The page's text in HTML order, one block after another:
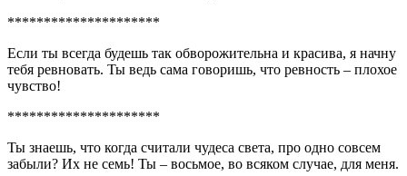
*********************
Если ты всегда будешь так обворожительна и красива, я начну
тебя ревновать. Ты ведь сама говоришь, что ревность – плохое
чувство!
*********************
Ты знаешь, что когда считали чудеса света, про одно совсем
забыли? Их не семь! Ты – восьмое, во всяком случае, для меня.